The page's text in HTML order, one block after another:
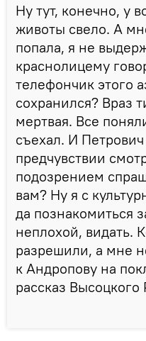
Ну тут, конечно, у
животы свело. А
попала, я не
краснолицему
телефончик этого
сохранился? Враз
мертвая. Все
съехал. И
предчувствии
подозрением
вам? Ну я с
да познакомиться
неплохой, видать.
разрешили, а мне
к Андропову на
рассказ